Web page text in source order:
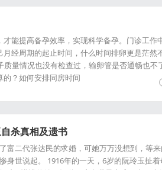
能提高备孕效率，实现科学备孕。门诊工作
经周期的起止时间，什么时间排卵更是茫然
量情况也没有检查过，输卵管是否通畅也不
？如何安排同房时间
杀真相及遗书
富二代张达民的求婚，可她万万没想到，等
身世说起。 1916年的一天，6岁的阮玲玉扯着